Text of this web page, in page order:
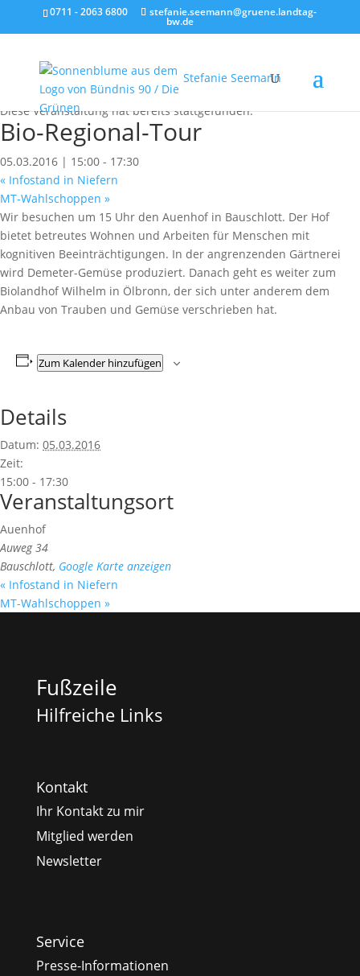
0711 - 2063 6800 stefanie.seemann@gruene.landtag-
bw.de
Stefanie Seemann
« Alle Veranstaltungen
Diese Veranstaltung hat bereits stattgefunden.
Bio-Regional-Tour
05.03.2016 | 15:00 - 17:30
« Infostand in Niefern
MT-Wahlschoppen »
Wir besuchen um 15 Uhr den Auenhof in Bauschlott. Der Hof
bietet betreutes Wohnen und Arbeiten für Menschen mit
kognitiven Beeinträchtigungen. In der angrenzenden Gärtnerei
wird Demeter-Gemüse produziert. Danach geht es weiter zum
Biolandhof Wilhelm in Ölbronn, der sich unter anderem dem
Anbau von Trauben und Gemüse verschrieben hat.
Zum Kalender hinzufügen
Details
Datum: 05.03.2016
Zeit:
15:00 - 17:30
Veranstaltungsort
Auenhof
Auweg 34
Bauschlott, Google Karte anzeigen
« Infostand in Niefern
MT-Wahlschoppen »
Fußzeile
Hilfreiche Links
Kontakt
Ihr Kontakt zu mir
Mitglied werden
Newsletter
Service
Presse-Informationen